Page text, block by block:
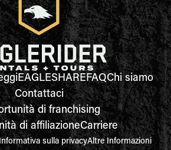
EAGLESHAREFAQChi siamo
Contattaci
di franchising
di affiliazioneCarriere
sulla privacyAltre Informazioni